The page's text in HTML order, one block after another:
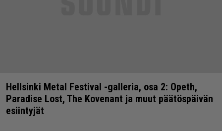
Hellsinki Metal Festival -galleria, osa 2: Opeth,
Paradise Lost, The Kovenant ja muut päätöspäivän
esiintyjät